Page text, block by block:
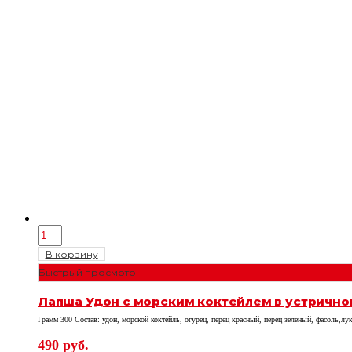
В корзину
Быстрый просмотр
Лапша Удон с морским коктейлем в
Грамм 300 Состав: удон, морской коктейль, огурец, перец красный, перец зелёный,
490 руб.